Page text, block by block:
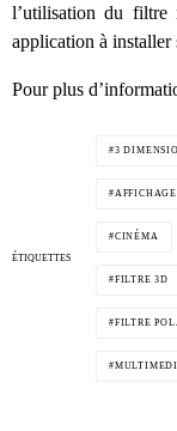
l’utilisation du filtre
application à
Pour plus
ÉTIQUETTES
3
CINÉMA
FILTRE 3D
FILTRE